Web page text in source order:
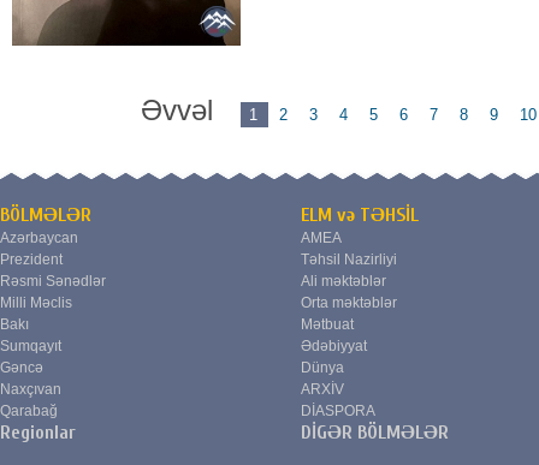
Əvvəl 1 2 3 4 5 6 7 8 9 10
BÖLMƏLƏR
Azərbaycan
Prezident
Rəsmi Sənədlər
Milli Məclis
Bakı
Sumqayıt
Gəncə
Naxçıvan
Qarabağ
Regionlar
ELM və TƏHSİL
AMEA
Təhsil Nazirliyi
Ali məktəblər
Orta məktəblər
Mətbuat
Ədəbiyyat
Dünya
ARXİV
DİASPORA
DİGƏR BÖLMƏLƏR